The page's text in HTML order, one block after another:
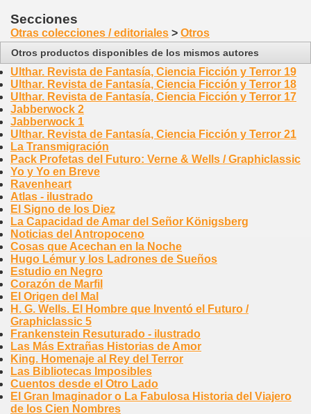
Secciones
Otras colecciones / editoriales > Otros
Otros productos disponibles de los mismos autores
Ulthar. Revista de Fantasía, Ciencia Ficción y Terror 19
Ulthar. Revista de Fantasía, Ciencia Ficción y Terror 18
Ulthar. Revista de Fantasía, Ciencia Ficción y Terror 17
Jabberwock 2
Jabberwock 1
Ulthar. Revista de Fantasía, Ciencia Ficción y Terror 21
La Transmigración
Pack Profetas del Futuro: Verne & Wells / Graphiclassic
Yo y Yo en Breve
Ravenheart
Atlas - ilustrado
El Signo de los Diez
La Capacidad de Amar del Señor Königsberg
Noticias del Antropoceno
Cosas que Acechan en la Noche
Hugo Lémur y los Ladrones de Sueños
Estudio en Negro
Corazón de Marfil
El Origen del Mal
H. G. Wells. El Hombre que Inventó el Futuro /
Graphiclassic 5
Frankenstein Resuturado - ilustrado
Las Más Extrañas Historias de Amor
King. Homenaje al Rey del Terror
Las Bibliotecas Imposibles
Cuentos desde el Otro Lado
El Gran Imaginador o La Fabulosa Historia del Viajero
de los Cien Nombres